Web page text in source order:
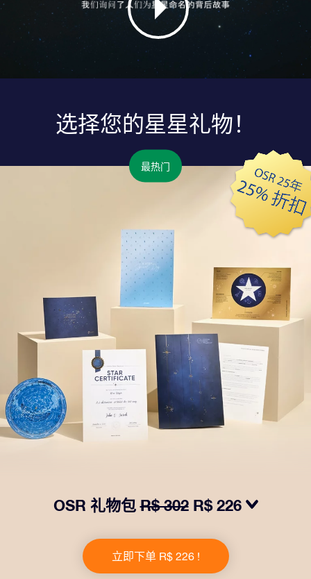
选择您的星星礼物！
最热门
OSR 礼物包R$ 302 R$ 226
一个精美的信封、寄往您的收货地址的个性化文档、电子
文件以及免费应用程序。这是一种向亲友赠送永恒礼物的
神奇方式。
立即下单 R$ 226 !